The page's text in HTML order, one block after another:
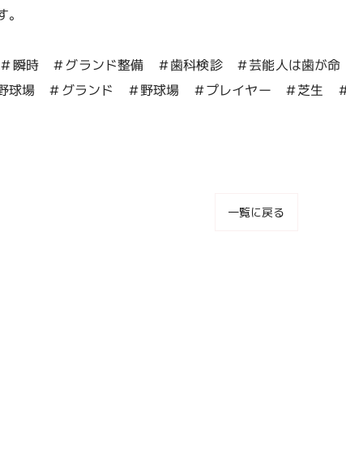
時 ＃グランド整備 ＃歯科検診 ＃芸能人は歯が
球場 ＃グランド ＃野球場 ＃プレイヤー ＃芝生
一覧に戻る